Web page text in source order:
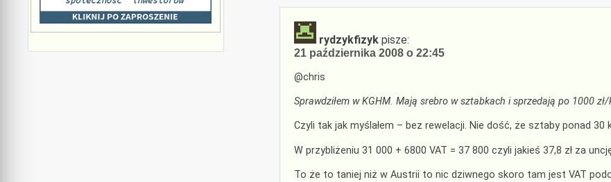
rydzykfizyk pisze:
21 października 2008 o 22:45
@chris
Sprawdziłem w KGHM. Mają srebro w sztabkach i sprzedają po 1000
Czyli tak jak myślałem – bez rewelacji. Nie dość, że sztaby ponad
W przybliżeniu 31 000 + 6800 VAT = 37 800 czyli jakieś 37,8 zł za
To że to taniej niż w Austrii to nic dziwnego skoro tam jest VAT